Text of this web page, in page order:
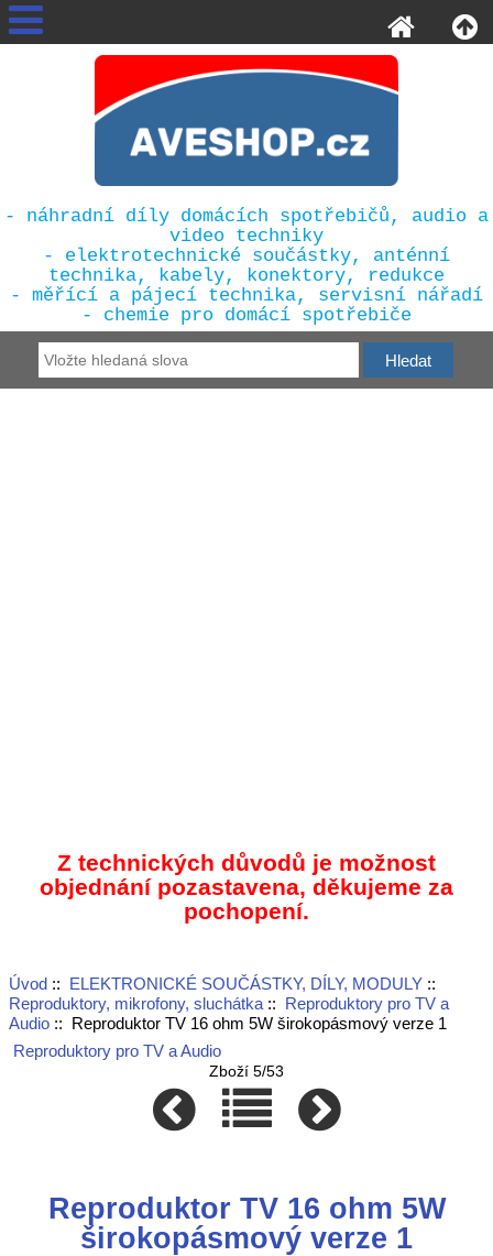
- náhradní díly domácích spotřebičů, audio a
video techniky
- elektrotechnické součástky, anténní
technika, kabely, konektory, redukce
- měřící a pájecí technika, servisní nářadí
- chemie pro domácí spotřebiče
Z technických důvodů je možnost
objednání pozastavena, děkujeme za
pochopení.
Úvod:: ELEKTRONICKÉ SOUČÁSTKY, DÍLY, MODULY::
Reproduktory, mikrofony, sluchátka:: Reproduktory pro TV a
Audio:: Reproduktor TV 16 ohm 5W širokopásmový verze 1
Reproduktory pro TV a Audio
Zboží 5/53
Reproduktor TV 16 ohm 5W
širokopásmový verze 1